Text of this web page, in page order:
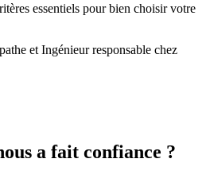
essentiels pour bien choisir votre
et Ingénieur responsable chez
a fait confiance ?